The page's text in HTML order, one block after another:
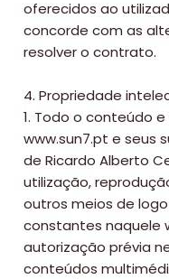
oferecidos ao
concorde com as
resolver o contrato.
4. Propriedade
1. Todo o conteúdo
www.sun7.pt e seus
de Ricardo Alberto
utilização,
outros meios de
constantes naquele
autorização prévia
conteúdos